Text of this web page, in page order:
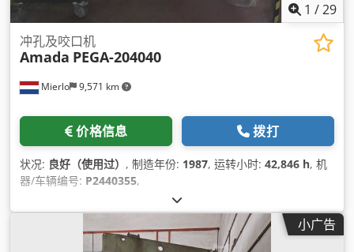
1 /29
Mierlo 9,571 km
冲孔及咬口机
Amada PEGA-204040
价格信息 拨打
状况: 良好（使用过） , 制造年份: 1987, 运转小时: 42,846 h, 机
器/车辆编号: P2440355,
小广告